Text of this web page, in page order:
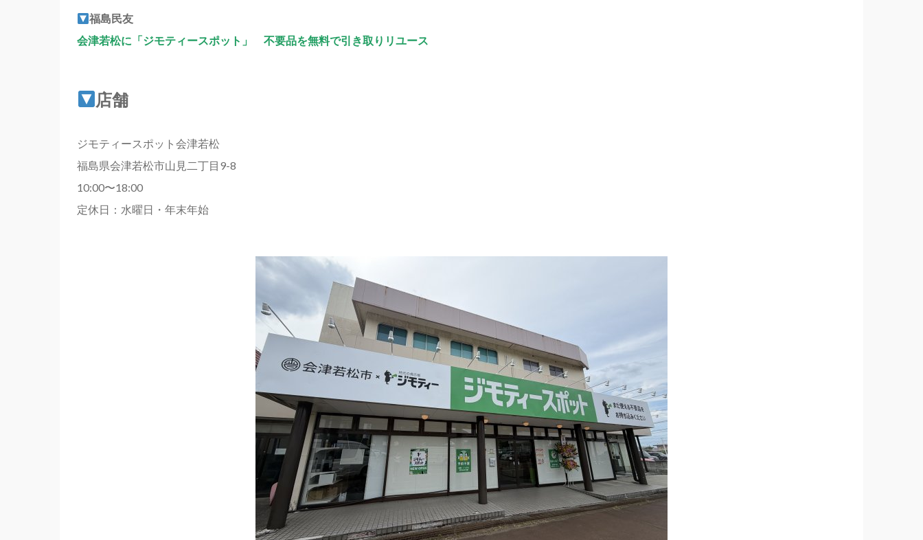
福島民友
会津若松に「ジモティースポット」 不要品を無料で引き取りリユース
店舗
ジモティースポット会津若松
福島県会津若松市山見二丁目9-8
10:00〜18:00
定休日：水曜日・年末年始